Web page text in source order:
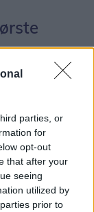
parties, or
for
opt-out
that after your
seeing
utilized by
prior to
populære
med. Det er
og
inspireret
helt